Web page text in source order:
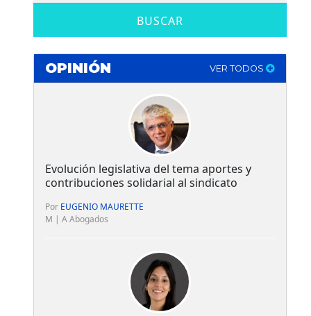
BUSCAR
OPINIÓN VER TODOS
Evolución legislativa del tema aportes y
contribuciones solidarial al sindicato
Por EUGENIO MAURETTE
M | A Abogados